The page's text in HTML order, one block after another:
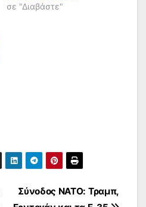
σε "Διαβάστε"
Σύνοδος ΝΑΤΟ: Τραμπ,